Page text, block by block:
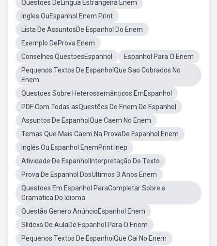
Questoes DeLingua Estrangeira Enem
Ingles OuEspanhol Enem Print
Lista De AssuntosDe Espanhol Do Enem
Exemplo DeProva Enem
Conselhos QuestoesEspanhol
Espanhol Para O Enem
Pequenos Textos De EspanholQue Sao Cobrados No
Enem
Questoes Sobre Heterossemânticos EmEspanhol
PDF Com Todas asQuestões Do Enem De Espanhol
Assuntos De EspanholQue Caem No Enem
Temas Que Mais Caem Na ProvaDe Espanhol Enem
Inglês Ou Espanhol EnemPrint Inep
Atividade De EspanholInterpretação De Texto
Prova De Espanhol DosUltimos 3 Anos Enem
Questoes Em Espanhol ParaCompletar Sobre a
Gramatica Do Idioma
Questão Genero AnúncioEspanhol Enem
Slidexs De AulaDe Espanhol Para O Enem
Pequenos Textos De EspanholQue Cai No Enem